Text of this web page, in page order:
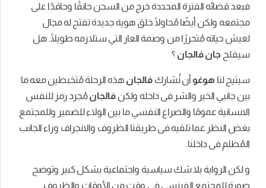
المحددة خرج من السجن حانقًا وحاقدًا على
مُحاولًا خلق هوية جديدة تفتح له مجال
من وصمة العار التي ستلازمه طويلًا. هل
؟
أننُشارك فالجان هذهالرحلةمُتخبطينمعهما
والشر فىداخله ولكنفالجانمُجردرمز للنفس
والصراعالنفسي مابين الولاءللضمير وللمجتمع
تلقيه فىطريقنا الظروف والانجراف وراءالجانب
.
شكسياسية واجتماعيةبشكل كبيروتوضح
الفرنسىفىوقتمنالأوقاتوالظروف